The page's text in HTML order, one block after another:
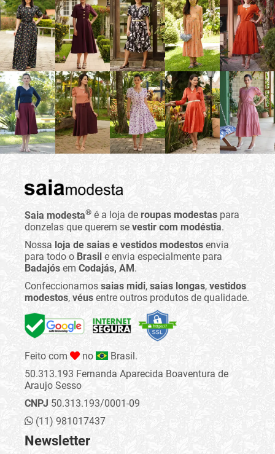
Saia modesta® é a loja de roupas modestas para
donzelas que querem se vestir com modéstia.
Nossa loja de saias e vestidos modestos envia
para todo o Brasil e envia especialmente para
Badajós em Codajás, AM.
Confeccionamos saias midi, saias longas, vestidos
modestos, véus entre outros produtos de qualidade.
Feito com no
Brasil.
50.313.193 Fernanda Aparecida Boaventura de
Araujo Sesso
CNPJ 50.313.193/0001-09
(11) 981017437
Newsletter